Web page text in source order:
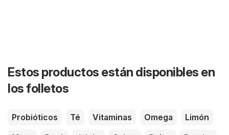
Estos productos están disponibles en
los folletos
Probióticos Té Vitaminas Omega
Limón